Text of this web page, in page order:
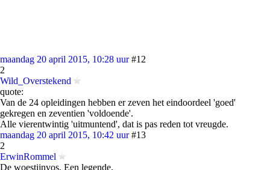
maandag 20 april 2015, 10:28 uur #12
2
Wild_Overstekend
quote:
Van de 24 opleidingen hebben er zeven het eindoordeel 'goed'
gekregen en zeventien 'voldoende'.
Alle vierentwintig 'uitmuntend', dat is pas reden tot vreugde.
maandag 20 april 2015, 10:42 uur #13
2
ErwinRommel
De woestijnvos. Een legende.